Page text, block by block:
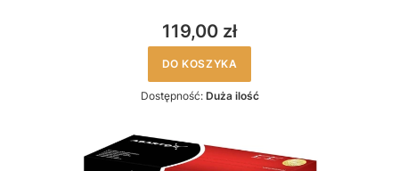
119,00 zł
DO KOSZYKA
Dostępność: Duża ilość